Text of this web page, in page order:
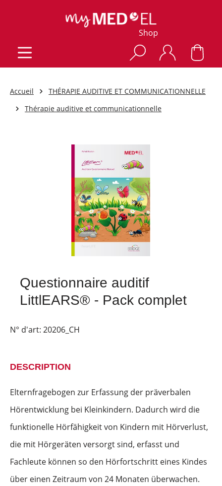
Shop
Accueil
THÉRAPIE AUDITIVE ET COMMUNICATIONNELLE
Thérapie auditive et communicationnelle
Questionnaire auditif
LittlEARS® - Pack complet
N° d'art: 20206_CH
DESCRIPTION
Elternfragebogen zur Erfassung der präverbalen
Hörentwicklung bei Kleinkindern. Dadurch wird die
funktionelle Hörfähigkeit von Kindern mit Hörverlust,
die mit Hörgeräten versorgt sind, erfasst und
Fachleute können so den Hörfortschritt eines Kindes
über einen Zeitraum von 24 Monaten überwachen.